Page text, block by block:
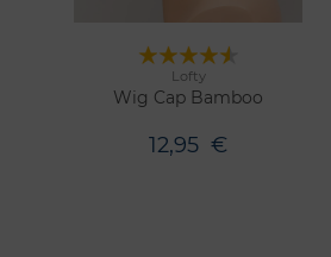
Lofty
Wig Cap Bamboo
12,95 €